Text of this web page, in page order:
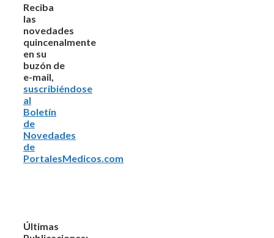
Reciba
las
novedades
quincenalmente
en su
buzón de
e-mail,
suscribiéndose
al
Boletín
de
Novedades
de
PortalesMedicos.com
Últimas